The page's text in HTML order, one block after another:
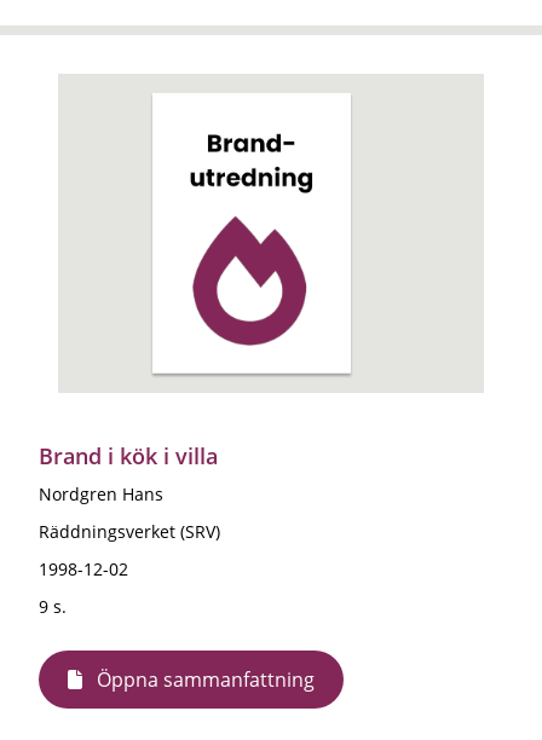
Brand i kök i villa
Nordgren Hans
Räddningsverket (SRV)
1998-12-02
9 s.
Öppna sammanfattning